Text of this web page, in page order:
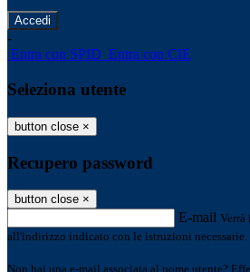
-
Entra con SPID Entra con CIE
Seleziona utente
button close ×
Recupero password
button close ×
E-mail Verrà
all'indirizzo indicato con le istruzioni necessarie.
Non hai una e-mail associata al nome utente?